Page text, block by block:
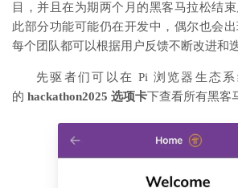
目，并且在为期两个月的黑客马拉松结
此部分功能可能仍在开发中，偶尔也会出
每个团队都可以根据用户反馈不断改进和
先驱者们可以在 Pi 浏览器生态
的 hackathon2025 选项卡下查看所有黑客